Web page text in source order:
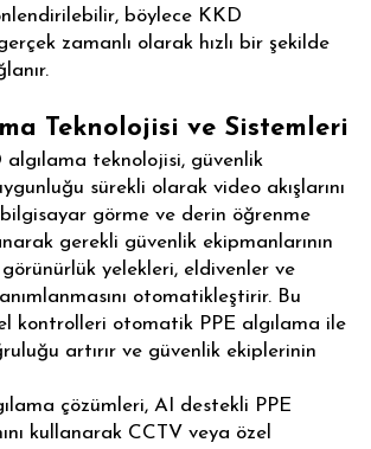
böylece KKD
zamanlı olarak hızlı bir şekilde
Teknolojisi ve Sistemleri
teknolojisi, güvenlik
sürekli olarak video akışlarını
görme ve derin öğrenme
gerekli güvenlik ekipmanlarının
yelekleri, eldivenler ve
otomatikleştirir. Bu
kontrolleri otomatik PPE algılama ile
artırır ve güvenlik ekiplerinin
çözümleri, AI destekli PPE
kullanarak CCTV veya özel